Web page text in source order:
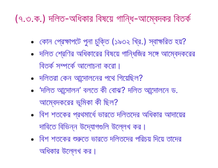
(৭.৩.ক.) দলিত-অধিকার বিষয়ে গান্ধি-আম্বেদকর বিতর্ক
কোন প্রেক্ষাপটে পুনা চুক্তি (১৯৩২ খ্রি.) স্বাক্ষরিত হয়?
দলিত শ্রেণির অধিকারের বিষয়ে গান্ধিজির সঙ্গে আম্বেদকরের
বিতর্ক সম্পর্কে আলোচনা করো।
দলিতরা কেন আন্দোলনের পথে গিয়েছিল?
‘দলিত আন্দোলন’ বলতে কী বোঝ? দলিত আন্দোলনে ড.
আম্বেদকরের ভূমিকা কী ছিল?
বিশ শতকের প্রথমার্ধে ভারতে দলিতদের অধিকার আদায়ের
দাবিতে বিভিন্ন উদ্যোগগুলি উল্লেখ কর।
বিশ শতকের শুরুতে ভারতে দলিতদের পরিচয় দিয়ে তাদের
অধিকার উল্লেখ কর।